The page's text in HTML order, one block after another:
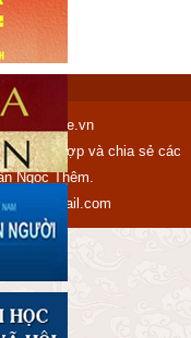
tập hợp và chia sẻ các
Ngọc Thêm.